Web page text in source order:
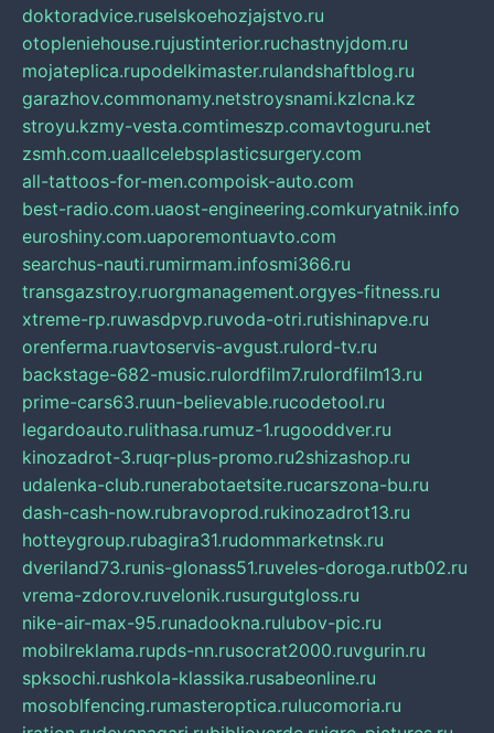
doktoradvice.ruselskoehozjajstvo.ru
otopleniehouse.rujustinterior.ruchastnyjdom.ru
mojateplica.rupodelkimaster.rulandshaftblog.ru
garazhov.commonamy.netstroysnami.kzlcna.kz
stroyu.kzmy-vesta.comtimeszp.comavtoguru.net
zsmh.com.uaallcelebsplasticsurgery.com
all-tattoos-for-men.compoisk-auto.com
best-radio.com.uaost-engineering.comkuryatnik.info
euroshiny.com.uaporemontuavto.com
searchus-nauti.rumirmam.infosmi366.ru
transgazstroy.ruorgmanagement.orgyes-fitness.ru
xtreme-rp.ruwasdpvp.ruvoda-otri.rutishinapve.ru
orenferma.ruavtoservis-avgust.rulord-tv.ru
backstage-682-music.rulordfilm7.rulordfilm13.ru
prime-cars63.ruun-believable.rucodetool.ru
legardoauto.rulithasa.rumuz-1.rugooddver.ru
kinozadrot-3.ruqr-plus-promo.ru2shizashop.ru
udalenka-club.runerabotaetsite.rucarszona-bu.ru
dash-cash-now.rubravoprod.rukinozadrot13.ru
hotteygroup.rubagira31.rudommarketnsk.ru
dveriland73.runis-glonass51.ruveles-doroga.rutb02.ru
vrema-zdorov.ruvelonik.rusurgutgloss.ru
nike-air-max-95.runadookna.rulubov-pic.ru
mobilreklama.rupds-nn.rusocrat2000.ruvgurin.ru
spksochi.rushkola-klassika.rusabeonline.ru
mosoblfencing.rumasteroptica.rulucomoria.ru